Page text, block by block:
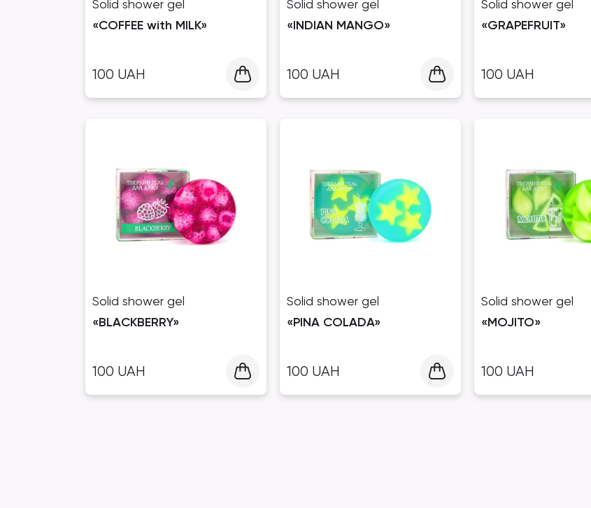
Solid shower gel
«COFFEE with MILK»
100 UAH
Solid shower gel
«INDIAN MANGO»
100 UAH
Solid shower gel
«GRAPEFRUIT»
100 UAH
Solid shower gel
«BLACKBERRY»
100 UAH
Solid shower gel
«PINA COLADA»
100 UAH
Solid shower gel
«MOJITO»
100 UAH